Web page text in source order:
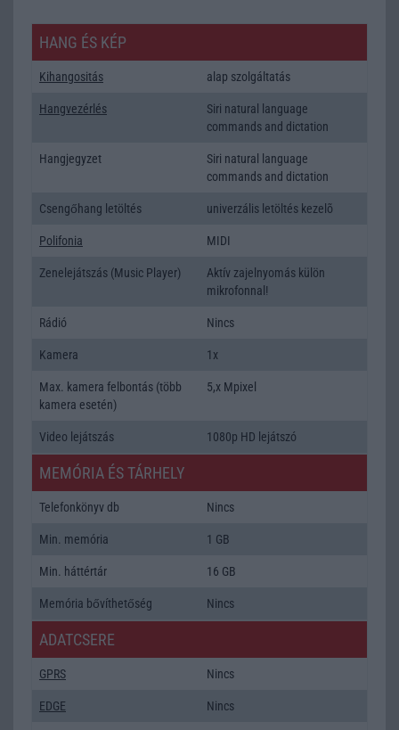
HANG ÉS KÉP
Kihangositás alap szolgáltatás
Hangvezérlés
Siri natural language
commands and dictation
Hangjegyzet
Siri natural language
commands and dictation
Csengőhang letöltés univerzális letöltés kezelõ
Polifonia MIDI
Zenelejátszás (Music Player)
Aktív zajelnyomás külön
mikrofonnal!
Rádió Nincs
Kamera 1x
Max. kamera felbontás (több
kamera esetén)
5,x Mpixel
Video lejátszás 1080p HD lejátszó
MEMÓRIA ÉS TÁRHELY
Telefonkönyv db Nincs
Min. memória 1 GB
Min. háttértár 16 GB
Memória bővíthetőség Nincs
ADATCSERE
GPRS Nincs
EDGE Nincs